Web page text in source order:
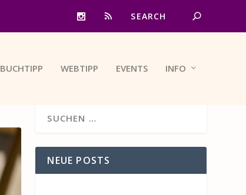
BUCHTIPP WEBTIPP EVENTS INFO
NEUE POSTS